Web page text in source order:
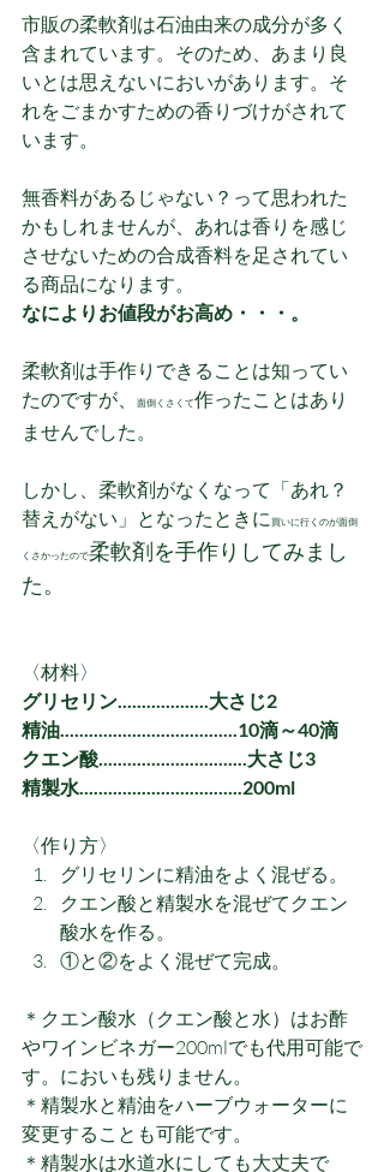
市販の柔軟剤は石油由来の成分が多く
含まれています。そのため、あまり良
いとは思えないにおいがあります。そ
れをごまかすための香りづけがされて
います。
無香料があるじゃない？って思われた
かもしれませんが、あれは香りを感じ
させないための合成香料を足されてい
る商品になります。
なによりお値段がお高め・・・。
柔軟剤は手作りできることは知ってい
たのですが、
面倒くさくて作ったことはあり
ませんでした。
しかし、柔軟剤がなくなって「あれ？
替えがない」となったときに買いに行くのが面倒
くさかったので柔軟剤を手作りしてみまし
た。
〈材料〉
グリセリン...................大さじ2
精油.....................................10滴～40滴
クエン酸...............................大さじ3
精製水..................................200ml
〈作り方〉
グリセリンに精油をよく混ぜる。
クエン酸と精製水を混ぜてクエン
酸水を作る。
①と②をよく混ぜて完成。
＊クエン酸水（クエン酸と水）はお酢
やワインビネガー200mlでも代用可能で
す。においも残りません。
＊精製水と精油をハーブウォーターに
変更することも可能です。
＊精製水は水道水にしても大丈夫で